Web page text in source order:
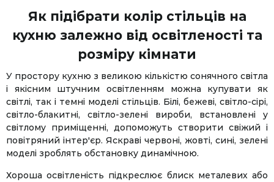
Як підібрати колір стільців на
кухню залежно від освітленості та
розміру кімнати
У простору кухню з великою кількістю сонячного світла
і якісним штучним освітленням можна купувати як
світлі, так і темні моделі стільців. Білі, бежеві, світло-сірі,
світло-блакитні, світло-зелені вироби, встановлені у
світлому приміщенні, допоможуть створити свіжий і
повітряний інтер'єр. Яскраві червоні, жовті, сині, зелені
моделі зроблять обстановку динамічною.
Хороша освітленість підкреслює блиск металевих або
WhatsApp
Viber